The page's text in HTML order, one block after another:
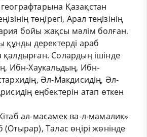
Қазақстан
төңірегі, Арал теңізінің
бойы жақсы мәлім болған.
құнды деректерді араб
Солардың ішінде
Ибн-Хаукальдың, Ибн-
Әл-Макдисидің, Әл-
еңбектерін атап өткен
ал-масамек ва-л-мамалик»
Талас өңірі жөнінде